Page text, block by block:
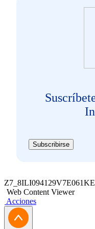
Subscribirse
Web Content Viewer
Acciones